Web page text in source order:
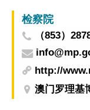
检察院
（853）
http://
澳门罗理基